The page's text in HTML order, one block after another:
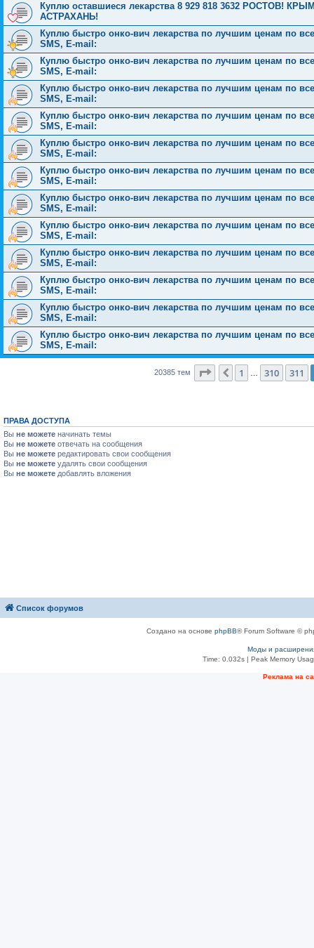
Куплю оставшиеся лекарства 8 929 818 3632 РОСТОВ!
АСТРАХАНЬ!
Куплю быстро онко-вич лекарства по лучшим ценам по
SMS, E-mail:
Куплю быстро онко-вич лекарства по лучшим ценам по
SMS, E-mail:
Куплю быстро онко-вич лекарства по лучшим ценам по
SMS, E-mail:
Куплю быстро онко-вич лекарства по лучшим ценам по
SMS, E-mail:
Куплю быстро онко-вич лекарства по лучшим ценам по
SMS, E-mail:
Куплю быстро онко-вич лекарства по лучшим ценам по
SMS, E-mail:
Куплю быстро онко-вич лекарства по лучшим ценам по
SMS, E-mail:
Куплю быстро онко-вич лекарства по лучшим ценам по
SMS, E-mail:
Куплю быстро онко-вич лекарства по лучшим ценам по
SMS, E-mail:
Куплю быстро онко-вич лекарства по лучшим ценам по
SMS, E-mail:
Куплю быстро онко-вич лекарства по лучшим ценам по
SMS, E-mail:
Куплю быстро онко-вич лекарства по лучшим ценам по
SMS, E-mail:
20385 тем Страница 312из 816
Пред.
1 310 311
ПРАВА ДОСТУПА
Вы не можете начинать темы
Вы не можете отвечать на сообщения
Вы не можете редактировать свои сообщения
Вы не можете удалять свои сообщения
Вы не можете добавлять вложения
Список форумов
Создано на основе phpBB® Forum Software ©
Моды и
Time: 0.032s| Peak Memory
Рeклама на